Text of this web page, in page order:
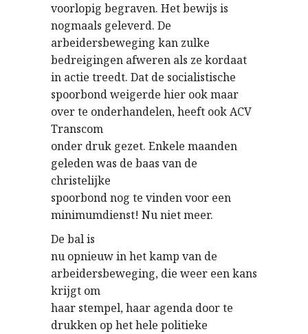
voorlopig begraven. Het bewijs is
nogmaals geleverd. De
arbeidersbeweging kan zulke
bedreigingen afweren als ze kordaat
in actie treedt. Dat de socialistische
spoorbond weigerde hier ook maar
over te onderhandelen, heeft ook ACV
Transcom
onder druk gezet. Enkele maanden
geleden was de baas van de
christelijke
spoorbond nog te vinden voor een
minimumdienst! Nu niet meer.
De bal is
nu opnieuw in het kamp van de
arbeidersbeweging, die weer een kans
krijgt om
haar stempel, haar agenda door te
drukken op het hele politieke